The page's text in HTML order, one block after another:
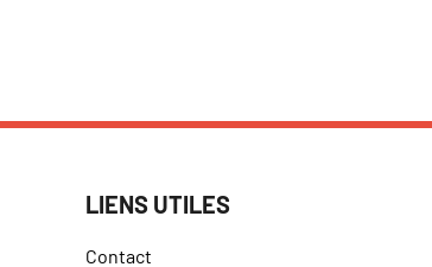
LIENS UTILES
Contact